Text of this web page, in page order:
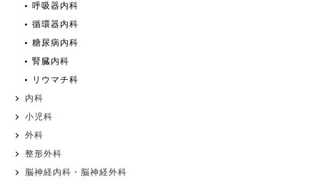
呼吸器内科
循環器内科
糖尿病内科
腎臓内科
リウマチ科
内科
小児科
外科
整形外科
脳神経内科・脳神経外科